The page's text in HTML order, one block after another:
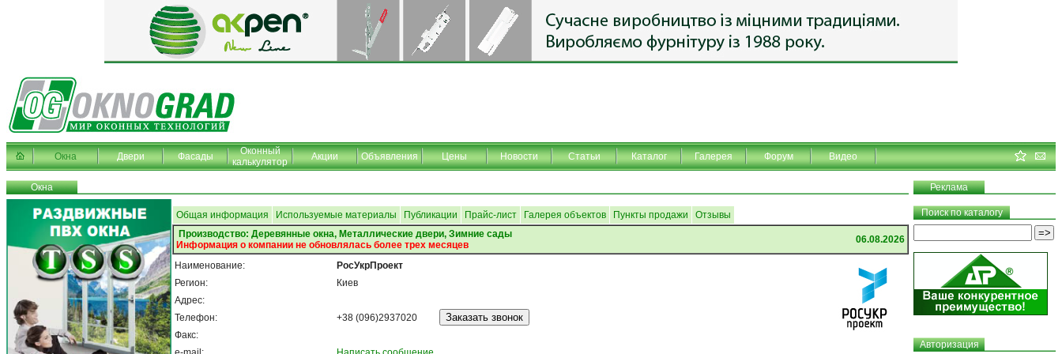
Окна Двери Фасады
Оконный
калькулятор
Акции Объявления Цены Новости Статьи Каталог Галерея Форум Видео
Окна Реклама
Общая информация Используемые материалы Публикации Прайс-лист Галерея объектов Пункты продажи
Отзывы
Производство: Деревянные окна, Металлические двери, Зимние сады
Информация о компании не обновлялась более трех месяцев
06.08.2026
Наименование:
Регион:
Адрес:
Телефон:
Факс:
РосУкрПроект
Киев
+38 (096)2937020
Поиск по каталогу
Авторизация